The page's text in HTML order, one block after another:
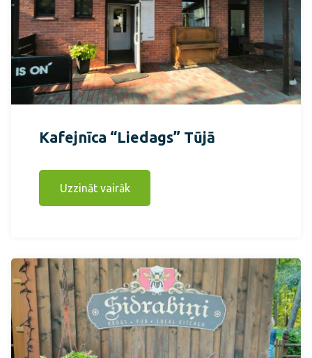
Kafejnīca “Liedags” Tūjā
Uzzināt vairāk